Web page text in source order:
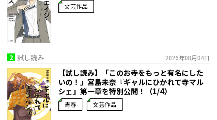
文芸作品
2 試し読み 2026年08月04日
【試し読み】「このお寺をもっと有名にした
いの！」宮島未奈『ギャルにひかれて寺マル
シェ』第一章を特別公開！（1/4）
青春 文芸作品